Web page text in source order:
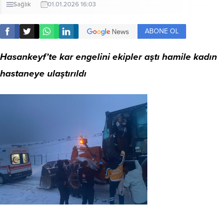
Sağlık 01.01.2026 16:03
ABONE OL
Hasankeyf’te kar engelini ekipler aştı hamile kadın
hastaneye ulaştırıldı